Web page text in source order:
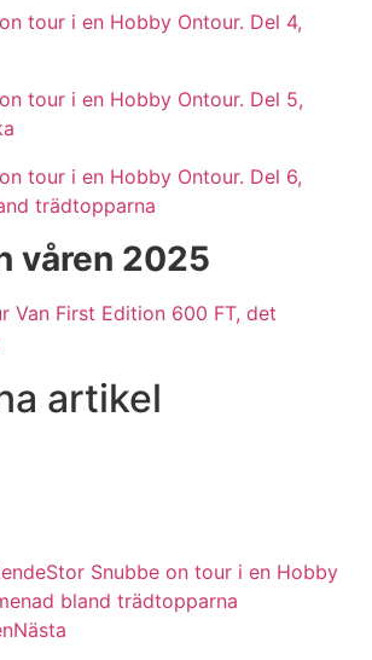
tour i en Hobby Ontour. Del 4,
tour i en Hobby Ontour. Del 5,
tour i en Hobby Ontour. Del 6,
trädtopparna
våren 2025
Van First Edition 600 FT, det
artikel
Stor Snubbe on tour i en Hobby
bland trädtopparna
Nästa